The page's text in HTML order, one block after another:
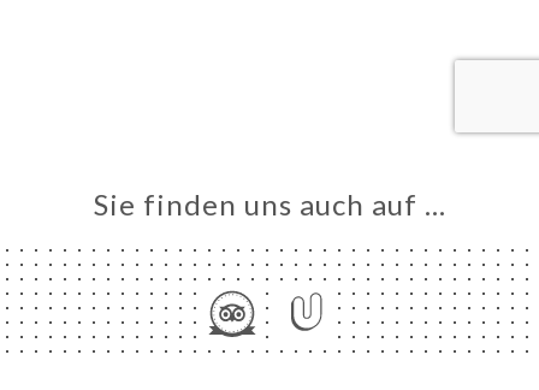
Sie finden uns auch auf …